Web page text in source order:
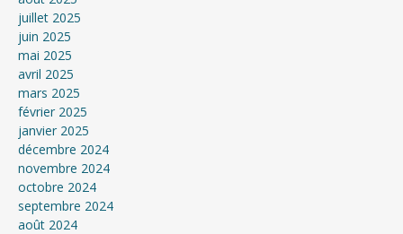
juillet 2025
juin 2025
mai 2025
avril 2025
mars 2025
février 2025
janvier 2025
décembre 2024
novembre 2024
octobre 2024
septembre 2024
août 2024